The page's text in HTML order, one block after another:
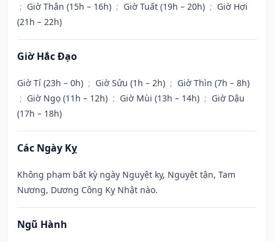
; Giờ Thân (15h – 16h) ; Giờ Tuất (19h – 20h) ; Giờ Hợi
(21h – 22h)
Giờ Hắc Đạo
Giờ Tí (23h – 0h) ; Giờ Sửu (1h – 2h) ; Giờ Thìn (7h – 8h)
; Giờ Ngọ (11h – 12h) ; Giờ Mùi (13h – 14h) ; Giờ Dậu
(17h – 18h)
Các Ngày Kỵ
Không phạm bất kỳ ngày Nguyệt kỵ, Nguyệt tận, Tam
Nương, Dương Công Kỵ Nhật nào.
Ngũ Hành